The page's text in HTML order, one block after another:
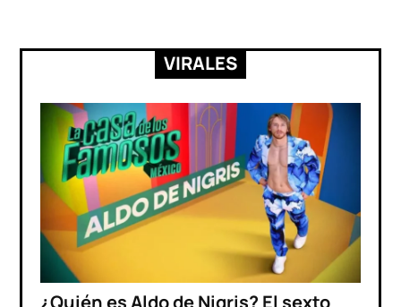
VIRALES
¿Quién es Aldo de Nigris? El sexto